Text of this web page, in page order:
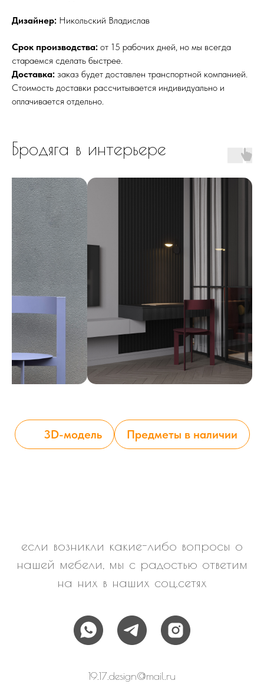
Дизайнер: Никольский Владислав
Срок производства: от 15 рабочих дней, но мы всегда
стараемся сделать быстрее.
Доставка: заказ будет доставлен транспортной компанией.
Стоимость доставки рассчитывается индивидуально и
оплачивается отдельно.
Бродяга в интерьере
3D-модель Предметы в наличии
если возникли какие-либо вопросы о
нашей мебели, мы с радостью ответим
на них в наших соц.сетях
19.17.design@mail.ru